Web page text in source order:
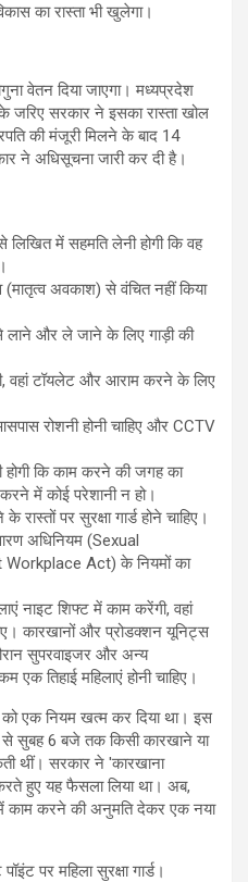
का रास्ता भी खुलेगा।
वेतन दिया जाएगा। मध्यप्रदेश
जरिए सरकार ने इसका रास्ता खोल
की मंजूरी मिलने के बाद 14
ने अधिसूचना जारी कर दी है।
लिखित में सहमति लेनी होगी कि वह
(मातृत्व अवकाश) से वंचित नहीं किया
से लाने और ले जाने के लिए गाड़ी की
वहां टॉयलेट और आराम करने के लिए
रोशनी होनी चाहिए और CCTV
होगी कि काम करने की जगह का
करने में कोई परेशानी न हो।
पर सुरक्षा गार्ड होने चाहिए।
अधिनियम (Sexual
Act) के नियमों का
नाइट शिफ्ट में काम करेंगी, वहां
कारखानों और प्रोडक्शन यूनिट्स
सुपरवाइजर और अन्य
एक तिहाई महिलाएं होनी चाहिए।
एक नियम खत्म कर दिया था। इस
सुबह 6 बजे तक किसी कारखाने या
थीं। सरकार ने 'कारखाना
हुए यह फैसला लिया था। अब,
काम करने की अनुमति देकर एक नया
पर महिला सुरक्षा गार्ड।